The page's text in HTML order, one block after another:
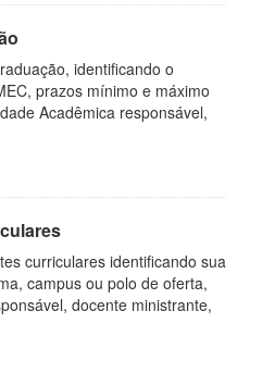
identificando o
prazos mínimo e máximo
Acadêmica responsável,
curriculares identificando sua
campus ou polo de oferta,
docente ministrante,